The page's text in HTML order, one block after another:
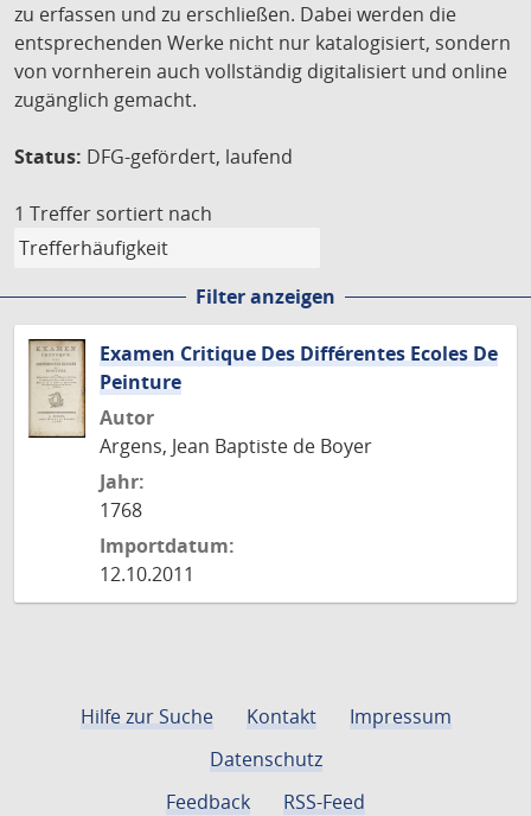
zu erfassen und zu erschließen. Dabei werden die
entsprechenden Werke nicht nur katalogisiert, sondern
von vornherein auch vollständig digitalisiert und online
zugänglich gemacht.
Status: DFG-gefördert, laufend
1 Treffer sortiert nach
Filter anzeigen
Examen Critique Des Différentes Ecoles De
Peinture
Autor
Argens, Jean Baptiste de Boyer
Jahr:
1768
Importdatum:
12.10.2011
Hilfe zur Suche Kontakt
Impressum
Datenschutz
Feedback
RSS-Feed